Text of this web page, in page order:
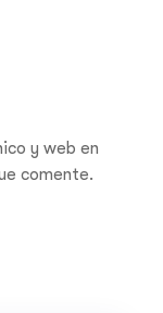
y web en
comente.